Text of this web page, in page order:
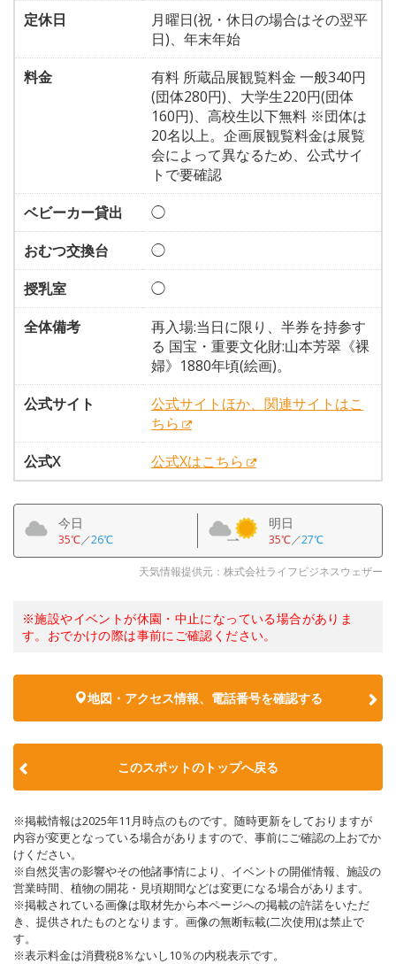
定休日
月曜日(祝・休日の場合はその翌平
日)、年末年始
料金
有料 所蔵品展観覧料金 一般340円
(団体280円)、大学生220円(団体
160円)、高校生以下無料 ※団体は
20名以上。企画展観覧料金は展覧
会によって異なるため、公式サイ
トで要確認
ベビーカー貸出
◯
おむつ交換台
◯
授乳室
◯
全体備考
再入場:当日に限り、半券を持参す
る 国宝・重要文化財:山本芳翠《裸
婦》1880年頃(絵画)。
公式サイト
公式サイトほか、関連サイトはこ
ちら
公式X
公式Xはこちら
今日
35℃／26℃
明日
35℃／27℃
天気情報提供元：株式会社ライフビジネスウェザー
※施設やイベントが休園・中止になっている場合がありま
す。おでかけの際は事前にご確認ください。
地図・アクセス情報、電話番号を確認する
このスポットのトップへ戻る
※掲載情報は2025年11月時点のものです。随時更新をしておりますが
内容が変更となっている場合がありますので、事前にご確認の上おでか
けください。
※自然災害の影響やその他諸事情により、イベントの開催情報、施設の
営業時間、植物の開花・見頃期間などは変更になる場合があります。
※掲載されている画像は取材先から本ページへの掲載の許諾をいただ
き、提供されたものとなります。画像の無断転載(二次使用)は禁止で
す。
※表示料金は消費税8％ないし10％の内税表示です。